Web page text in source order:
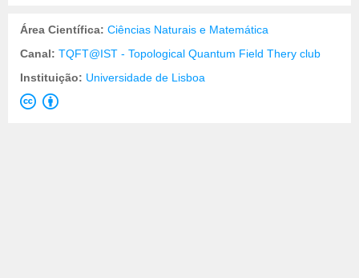
Área Científica: Ciências Naturais e Matemática
Canal: TQFT@IST - Topological Quantum Field Thery club
Instituição: Universidade de Lisboa